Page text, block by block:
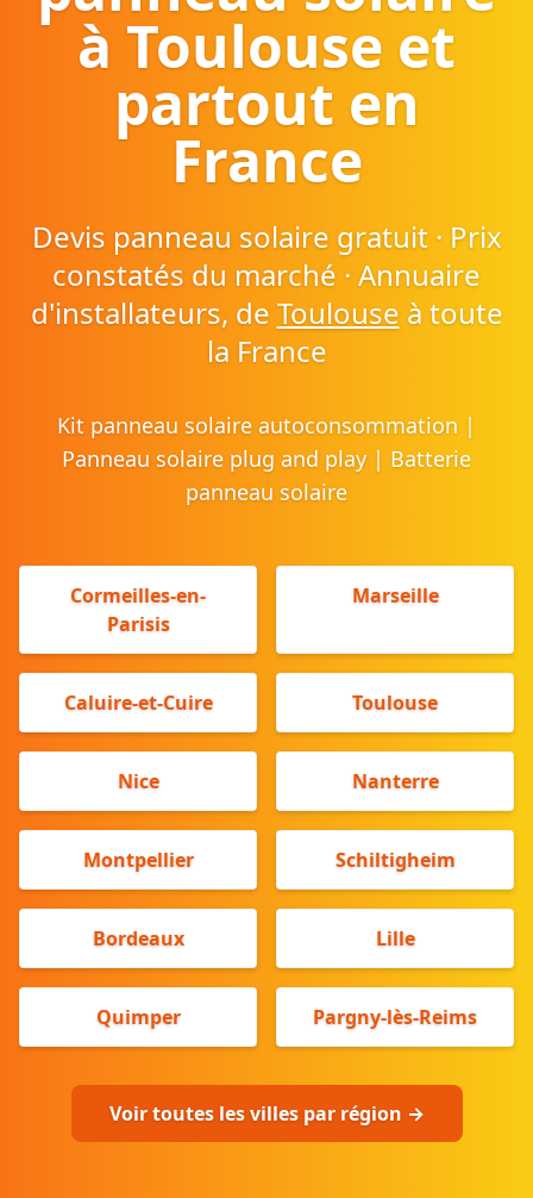
à Toulouse et
partout en
France
Devis panneau solaire gratuit · Prix
constatés du marché · Annuaire
d'installateurs, de Toulouse à toute
la France
Kit panneau solaire autoconsommation |
Panneau solaire plug and play | Batterie
panneau solaire
Cormeilles-en-
Parisis
Marseille
Caluire-et-Cuire Toulouse
Nice Nanterre
Montpellier Schiltigheim
Bordeaux Lille
Quimper Pargny-lès-Reims
Voir toutes les villes par région →